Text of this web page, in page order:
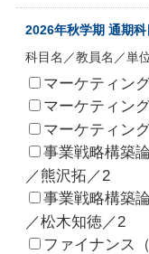
2026年秋学期 通期科
科目名／教員名／単
マーケティン
マーケティン
マーケティン
事業戦略構築
／熊沢拓／2
事業戦略構築
／松木知徳／2
ファイナンス